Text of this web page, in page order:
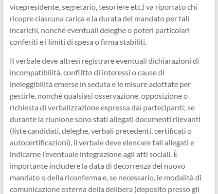
vicepresidente, segretario, tesoriere etc.) va riportato chi
ricopre ciascuna carica e la durata del mandato per tali
incarichi, nonché eventuali deleghe o poteri particolari
conferiti e i limiti di spesa o firma stabiliti.
Il verbale deve altresì registrare eventuali dichiarazioni di
incompatibilità, conflitto di interessi o cause di
ineleggibilità emerse in seduta e le misure adottate per
gestirle, nonché qualsiasi osservazione, opposizione o
richiesta di verbalizzazione espressa dai partecipanti; se
durante la riunione sono stati allegati documenti rilevanti
(liste candidati, deleghe, verbali precedenti, certificati o
autocertificazioni), il verbale deve elencare tali allegati e
indicarne l’eventuale integrazione agli atti sociali. È
importante includere la data di decorrenza del nuovo
mandato o della riconferma e, se necessario, le modalità di
comunicazione esterna della delibera (deposito presso gli